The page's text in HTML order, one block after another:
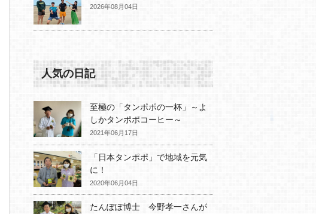
2026年08月04日
人気の日記
至極の「タンポポの一杯」～よ
しかタンポポコーヒー～
2021年06月17日
「日本タンポポ」で地域を元気
に！
2020年06月04日
たんぽぽ博士 今野孝一さんが